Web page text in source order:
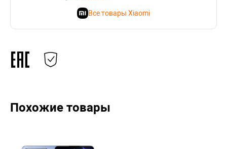
Все товары Xiaomi
Похожие товары